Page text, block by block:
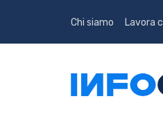
Chi siamo Lavora